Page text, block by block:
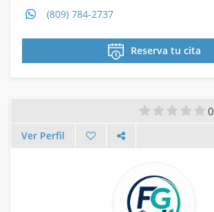
(809) 784-2737
Reserva tu cita
Ver Perfil